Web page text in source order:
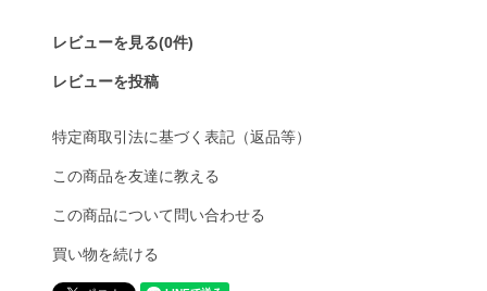
レビューを見る(0件)
レビューを投稿
特定商取引法に基づく表記（返品等）
この商品を友達に教える
この商品について問い合わせる
買い物を続ける